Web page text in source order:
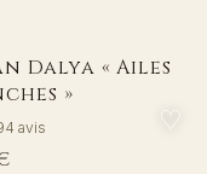
☀
Dalya « Ailes
»
avis ♡